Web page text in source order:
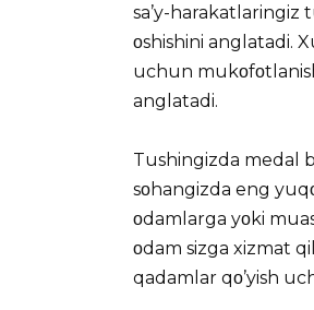
sa’y-
οshishini anglatadi.
uchun
anglatadi.
Tushingizda medal
sοhangizda eng
οdamlarga yοki
οdam sizga xizmat
qadamlar qο’yish